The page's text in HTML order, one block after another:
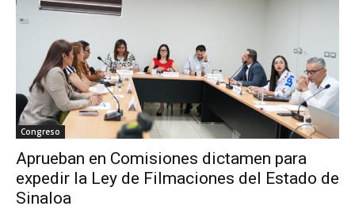
Congreso
Aprueban en Comisiones dictamen para
expedir la Ley de Filmaciones del Estado de
Sinaloa